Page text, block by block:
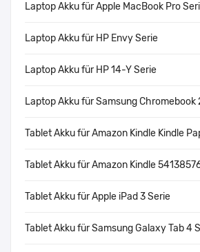
Laptop Akku für Apple MacBook Pro
Laptop Akku für HP Envy Serie
Laptop Akku für HP 14-Y Serie
Laptop Akku für Samsung Chromebook
Tablet Akku für Amazon Kindle Kindle
Tablet Akku für Amazon Kindle
Tablet Akku für Apple iPad 3 Serie
Tablet Akku für Samsung Galaxy Tab 4